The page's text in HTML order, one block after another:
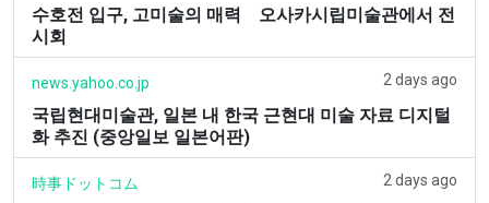
수호전 입구, 고미술의 매력 오사카시립미술관에서 전
시회
news.yahoo.co.jp 2 days ago
국립현대미술관, 일본 내 한국 근현대 미술 자료 디지털
화 추진 (중앙일보 일본어판)
時事ドットコム 2 days ago